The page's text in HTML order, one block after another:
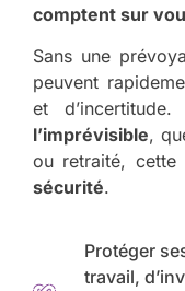
comptent sur
Sans une
peuvent
et d’incertitude.
l’imprévisible,
ou retraité,
sécurité.
Protéger
travail,